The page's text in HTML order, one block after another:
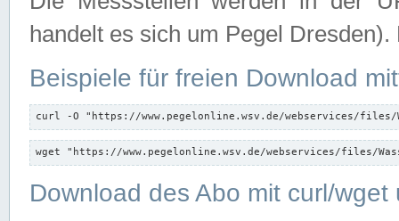
handelt es sich um Pegel
Beispiele für freien Download
curl -O "https://www.pegelonline.wsv.de/webservices/files/
wget "https://www.pegelonline.wsv.de/webservices/files/
Download des Abo mit curl/